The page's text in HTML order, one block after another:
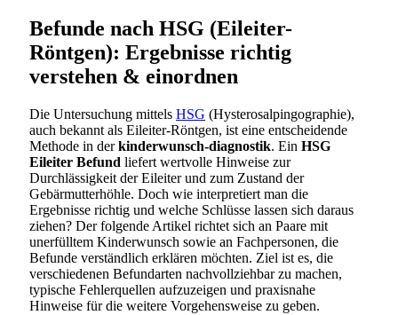
Befunde nach HSG (Eileiter-
Röntgen): Ergebnisse richtig
verstehen & einordnen
Die Untersuchung mittels HSG (Hysterosalpingographie),
auch bekannt als Eileiter-Röntgen, ist eine entscheidende
Methode in derkinderwunsch-diagnostik. Ein HSG
Eileiter Befund liefert wertvolle Hinweise zur
Durchlässigkeit der Eileiter und zum Zustand der
Gebärmutterhöhle. Doch wie interpretiert man die
Ergebnisse richtig und welche Schlüsse lassen sich daraus
ziehen? Der folgende Artikel richtet sich an Paare mit
unerfülltem Kinderwunsch sowie an Fachpersonen, die
Befunde verständlich erklären möchten. Ziel ist es, die
verschiedenen Befundarten nachvollziehbar zu machen,
typische Fehlerquellen aufzuzeigen und praxisnahe
Hinweise für die weitere Vorgehensweise zu geben.